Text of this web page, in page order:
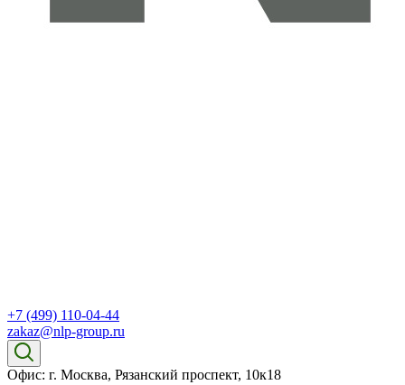
+7 (499) 110-04-44
zakaz@nlp-group.ru
Офис: г. Москва, Рязанский проспект, 10к18